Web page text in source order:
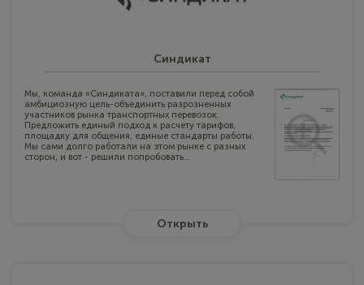
Синдикат
Мы, команда «Синдиката», поставили перед собой
амбициозную цель-объединить разрозненных
участников рынка транспортных перевозок.
Предложить единый подход к расчету тарифов,
площадку для общения, единые стандарты работы.
Мы сами долго работали на этом рынке с разных
сторон, и вот - решили попробовать...
Открыть